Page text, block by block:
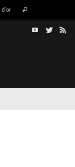
:
Rechercher